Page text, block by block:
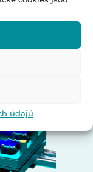
údajů